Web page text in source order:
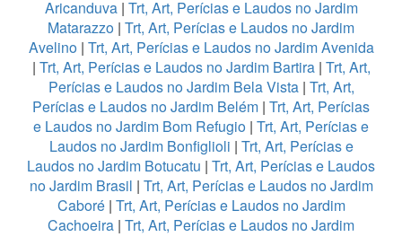
Aricanduva| Trt, Art, Perícias e Laudos no Jardim
Matarazzo | Trt, Art, Perícias e Laudos no Jardim
Avelino| Trt, Art, Perícias e Laudos no Jardim Avenida
| Trt, Art, Perícias e Laudos no Jardim Bartira| Trt, Art,
Perícias e Laudos no Jardim Bela Vista| Trt, Art,
Perícias e Laudos no Jardim Belém | Trt, Art, Perícias
e Laudos no Jardim Bom Refugio | Trt, Art, Perícias e
Laudos no Jardim Bonfiglioli | Trt, Art, Perícias e
Laudos no Jardim Botucatu | Trt, Art, Perícias e Laudos
no Jardim Brasil | Trt, Art, Perícias e Laudos no Jardim
Caboré| Trt, Art, Perícias e Laudos no Jardim
Cachoeira | Trt, Art, Perícias e Laudos no Jardim